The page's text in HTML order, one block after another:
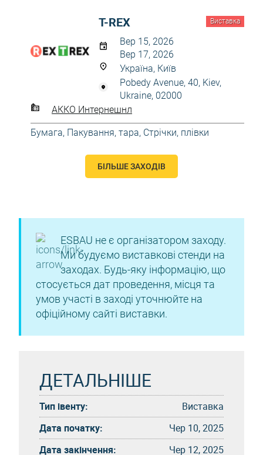
Виставка
T-REX
Вер 15, 2026
Вер 17, 2026
Україна, Київ
Pobedy Avenue, 40, Kiev,
Ukraine, 02000
АККО Интернешнл
Бумага, Пакування, тара, Стрічки, плівки
БІЛЬШЕ ЗАХОДІВ
ESBAU не є організатором заходу.
Ми будуємо виставкові стенди на
заходах. Будь-яку інформацію, що
стосується дат проведення, місця та
умов участі в заході уточнюйте на
офіційному сайті виставки.
ДЕТАЛЬНІШЕ
Тип івенту:
Виставка
Дата початку:
Чер 10, 2025
Дата закінчення:
Чер 12, 2025